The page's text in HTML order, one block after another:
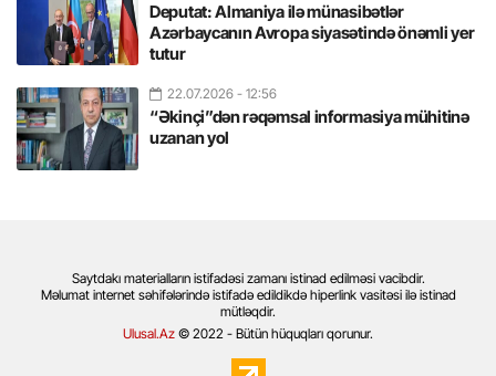
Deputat: Almaniya ilə münasibətlər
Azərbaycanın Avropa siyasətində önəmli yer
tutur
22.07.2026 - 12:56
“Əkinçi”dən rəqəmsal informasiya mühitinə
uzanan yol
Saytdakı materialların istifadəsi zamanı istinad edilməsi vacibdir.
Məlumat internet səhifələrində istifadə edildikdə hiperlink vasitəsi ilə istinad
mütləqdir.
Ulusal.Az © 2022 - Bütün hüquqları qorunur.